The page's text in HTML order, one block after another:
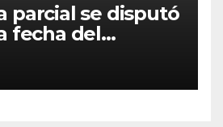
parcial se disputó
fecha del